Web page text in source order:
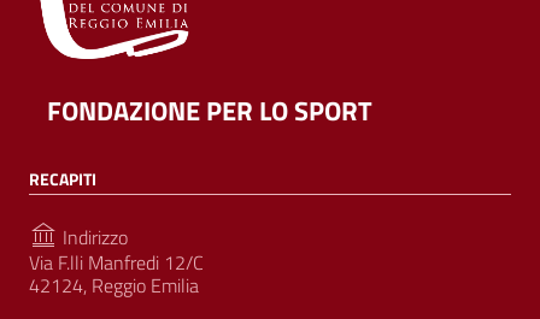
FONDAZIONE PER LO SPORT
RECAPITI
Indirizzo
Via F.lli Manfredi 12/C
42124, Reggio Emilia